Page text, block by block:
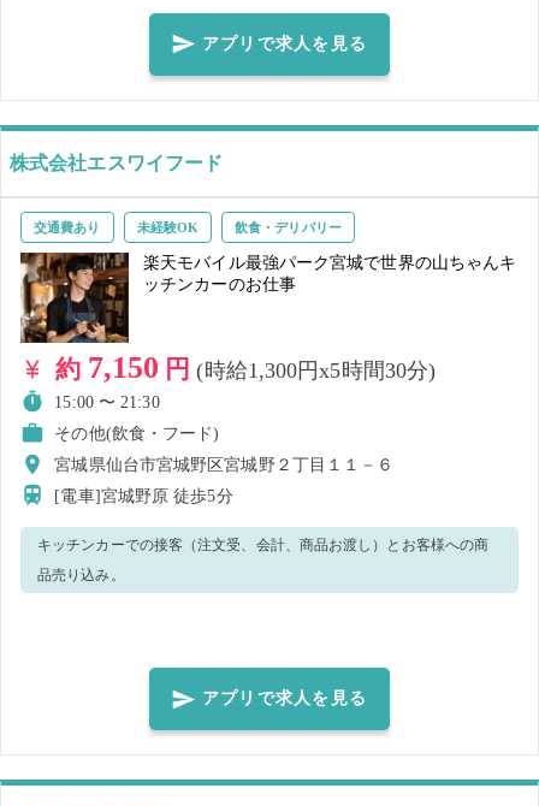
願いすることもございます。 ご了承くださいませ。 繁盛店のためテキ
パキとスピーディーに働ける方のご応募お待ちしております！ 未経験
の方でも応募しやすいように洗い場の業務マニュアルを作成したの
で、皆様奮ってご応募ください◎ 分からないことは周りのスタッフに
聞いてくださいね！優しく丁寧にお教えします♪ 勤務終了後には従業員
割引で、賄いをご利用いただけます。 ご希望の場合は、スタッフまで
応出来かねる場合がございますのでご了承ください。 制服はS〜Lサイ
ズはご準備があります！ ＼未経験でも安心♪サポート体制万全です／
未経験者の方でも安心してご就業いただけるよう マニュアルを完備し
ております。 また、親切な先輩スタッフさんや店長さんなど 温かいス
タッフに囲まれたお店です！ 分からないことがあったら周りの先輩ス
タッフに 聞いてくださいね♪ 丁寧にお教えいたします！ 当日は安心し
ておこしください♪
アプリで求人を見る
株式会社エスワイフード
交通費あり 未経験OK 飲食・デリバリー
楽天モバイル最強パーク宮城で世界の山ちゃんキ
ッチンカーのお仕事
約 7,150 円(時給1,300円x5時間30分)
15:00 〜 21:30
その他(飲食・フード)
宮城県仙台市宮城野区宮城野２丁目１１－６
[電車]宮城野原徒歩5分
キッチンカーでの接客（注文受、会計、商品お渡し）とお客様への商
品売り込み。
アプリで求人を見る